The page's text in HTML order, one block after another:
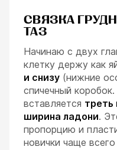
СВЯЗКА
ТАЗ
Начинаю с двух
клетку держу как
и снизу (нижние
спичечный
вставляется треть
ширина ладони.
пропорцию и
новички чаще